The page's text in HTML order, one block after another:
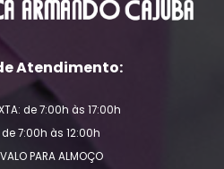
Atendimento:
de 7:00h às 17:00h
de 7:00h às 12:00h
PARA ALMOÇO